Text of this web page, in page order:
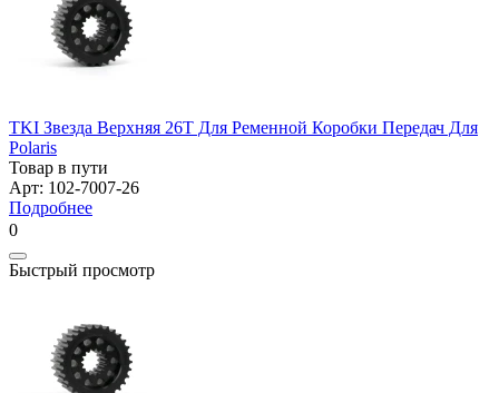
TKI Звезда Верхняя 26T Для Ременной Коробки Передач Для
Polaris
Товар в пути
Арт: 102-7007-26
Подробнее
0
Быстрый просмотр